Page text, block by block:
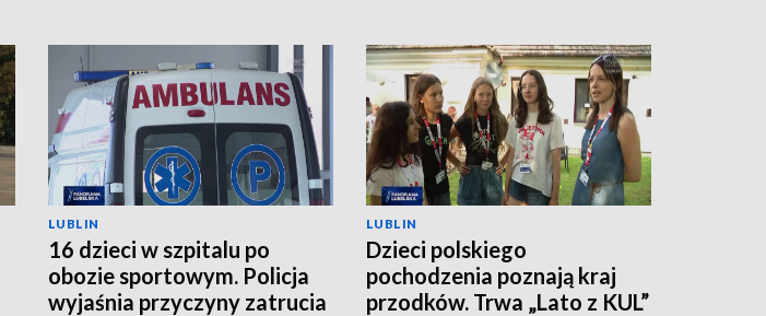
LUBLIN
16 dzieci w szpitalu po
obozie sportowym. Policja
wyjaśnia przyczyny zatrucia
LUBLIN
Dzieci polskiego
pochodzenia poznają kraj
przodków. Trwa „Lato z KUL”